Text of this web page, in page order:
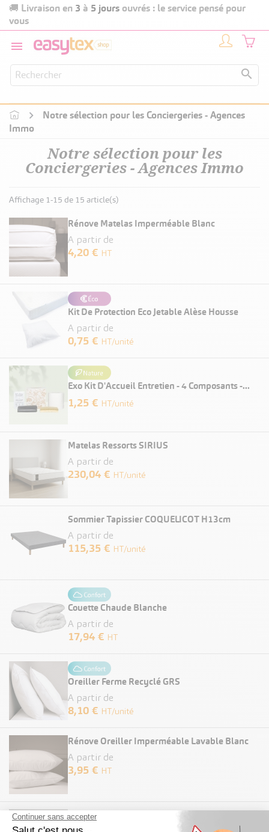
🚚 Livraison en 3 à 5 jours ouvrés : le service pensé pour
vous


Notre sélection pour les Conciergeries - Agences
Immo
Notre sélection pour les
Conciergeries - Agences Immo
Affichage 1-15 de 15 article(s)
Rénove Matelas Imperméable Blanc
A partir de
4,20 € HT
Kit De Protection Eco Jetable Alèse Housse
A partir de
0,75 € HT/unité
Exo Kit D'Accueil Entretien - 4 Composants -...
Prix
1,25 € HT/unité
Matelas Ressorts SIRIUS
A partir de
230,04 € HT/unité
Sommier Tapissier COQUELICOT H13cm
A partir de
115,35 € HT/unité
Couette Chaude Blanche
A partir de
17,94 € HT
Oreiller Ferme Recyclé GRS
A partir de
8,10 € HT/unité
Rénove Oreiller Imperméable Lavable Blanc
A partir de
3,95 € HT
Alèse Jetable Housse